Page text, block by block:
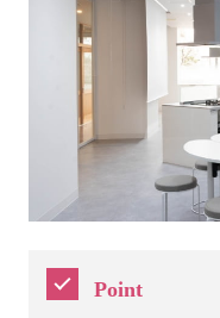
Point